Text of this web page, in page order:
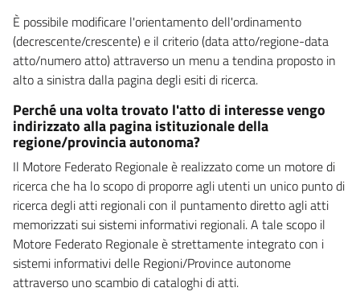
È possibile modificare l'orientamento dell'ordinamento
(decrescente/crescente) e il criterio (data atto/regione-data
atto/numero atto) attraverso un menu a tendina proposto in
alto a sinistra dalla pagina degli esiti di ricerca.
Perché una volta trovato l'atto di interesse vengo
indirizzato alla pagina istituzionale della
regione/provincia autonoma?
Il Motore Federato Regionale è realizzato come un motore di
ricerca che ha lo scopo di proporre agli utenti un unico punto di
ricerca degli atti regionali con il puntamento diretto agli atti
memorizzati sui sistemi informativi regionali. A tale scopo il
Motore Federato Regionale è strettamente integrato con i
sistemi informativi delle Regioni/Province autonome
attraverso uno scambio di cataloghi di atti.